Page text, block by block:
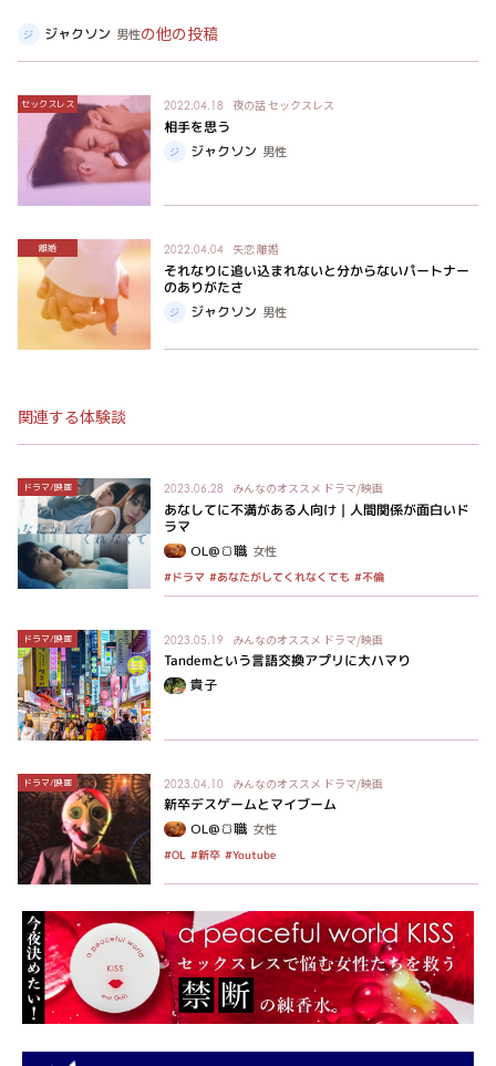
ジャクソン 男性の他の投稿
セックスレス 2022.04.18 夜の話セックスレス
相手を思う
ジャクソン 男性
離婚 2022.04.04 失恋離婚
それなりに追い込まれないと分からないパートナー
のありがたさ
ジャクソン 男性
関連する体験談
ドラマ/映画 2023.06.28 みんなのオススメ ドラマ/映画
あなしてに不満がある人向け｜人間関係が面白いド
ラマ
OL@🍞職 女性
#ドラマ #あなたがしてくれなくても #不倫
ドラマ/映画 2023.05.19 みんなのオススメ ドラマ/映画
Tandemという言語交換アプリに大ハマり
貴子
ドラマ/映画 2023.04.10 みんなのオススメ ドラマ/映画
新卒デスゲームとマイブーム
OL@🍞職 女性
#OL #新卒 #Youtube